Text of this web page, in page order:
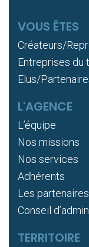
VOUS ÊTES
Créateurs/
Entreprises du
Elus/
L'AGENCE
L’équipe
Nos missions
Nos services
Adhérents
Les
Conseil
TERRITOIRE